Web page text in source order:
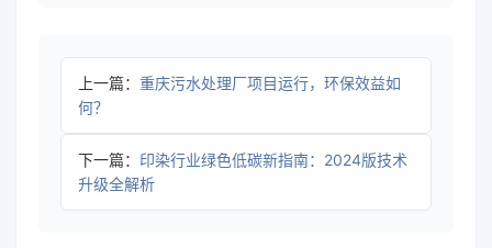
上一篇： 重庆污水处理厂项目运行，环保效益如
何？
下一篇： 印染行业绿色低碳新指南：2024版技术
升级全解析